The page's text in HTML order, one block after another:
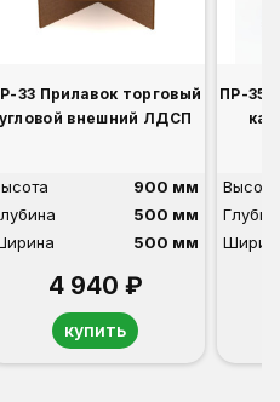
33 Прилавок торговый
угловой внешний ЛДСП
900 мм
500 мм
500 мм
4 940 ₽
купить
ПР-35
Высота